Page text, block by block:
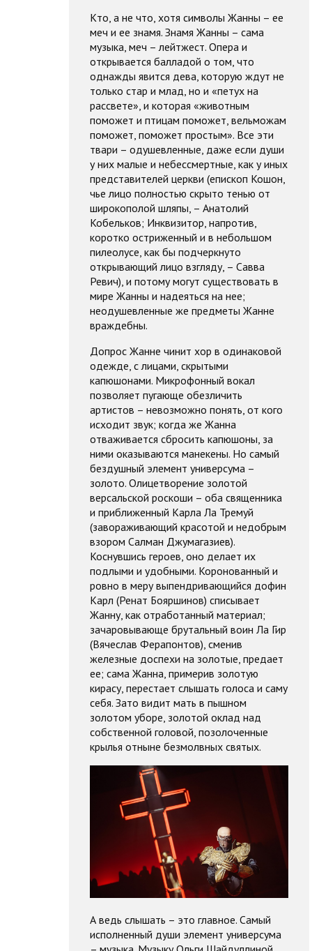
Кто, а не что, хотя символы Жанны – ее
меч и ее знамя. Знамя Жанны – сама
музыка, меч – лейтжест. Опера и
открывается балладой о том, что
однажды явится дева, которую ждут не
только стар и млад, но и «петух на
рассвете», и которая «животным
поможет и птицам поможет, вельможам
поможет, поможет простым». Все эти
твари – одушевленные, даже если души
у них малые и небессмертные, как у иных
представителей церкви (епископ Кошон,
чье лицо полностью скрыто тенью от
широкополой шляпы, – Анатолий
Кобельков; Инквизитор, напротив,
коротко остриженный и в небольшом
пилеолусе, как бы подчеркнуто
открывающий лицо взгляду, – Савва
Ревич), и потому могут существовать в
мире Жанны и надеяться на нее;
неодушевленные же предметы Жанне
враждебны.
Допрос Жанне чинит хор в одинаковой
одежде, с лицами, скрытыми
капюшонами. Микрофонный вокал
позволяет пугающе обезличить
артистов – невозможно понять, от кого
исходит звук; когда же Жанна
отваживается сбросить капюшоны, за
ними оказываются манекены. Но самый
бездушный элемент универсума –
золото. Олицетворение золотой
версальской роскоши – оба священника
и приближенный Карла Ла Тремуй
(завораживающий красотой и недобрым
взором Салман Джумагазиев).
Коснувшись героев, оно делает их
подлыми и удобными. Коронованный и
ровно в меру выпендривающийся дофин
Карл (Ренат Бояршинов) списывает
Жанну, как отработанный материал;
зачаровывающе брутальный воин Ла Гир
(Вячеслав Ферапонтов), сменив
железные доспехи на золотые, предает
ее; сама Жанна, примерив золотую
кирасу, перестает слышать голоса и саму
себя. Зато видит мать в пышном
золотом уборе, золотой оклад над
собственной головой, позолоченные
крылья отныне безмолвных святых.
А ведь слышать – это главное. Самый
исполненный души элемент универсума